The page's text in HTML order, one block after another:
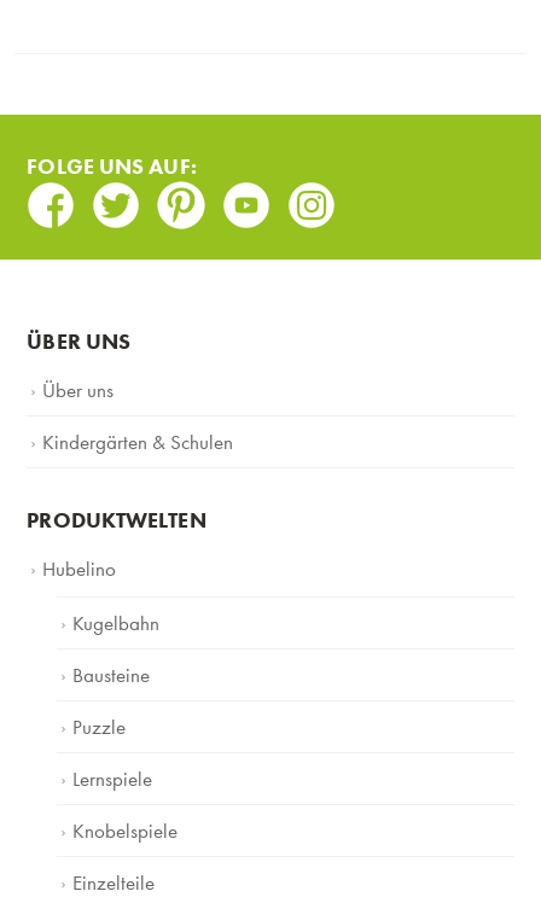
FOLGE UNS AUF:
Facebook
TwitterPinterestYoutubeInstagram
ÜBER UNS
Über uns
Kindergärten & Schulen
PRODUKTWELTEN
Hubelino
Kugelbahn
Bausteine
Puzzle
Lernspiele
Knobelspiele
Einzelteile